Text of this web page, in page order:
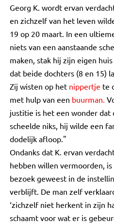
Georg K. wordt ervan
en zichzelf van het leven
19 op 20 maart. In een
niets van een aanstaande
maken, stak hij zijn eigen
dat beide dochters (8 en 15)
Zij wisten op het nippertje te
met hulp van een buurman.
justitie is het een wonder dat
scheelde niks, hij wilde een
dodelijk afloop."
Ondanks dat K. ervan
hebben willen vermoorden,
bezoek geweest in de
verblijft. De man zelf
‘zichzelf niet herkent in zijn
schaamt voor wat er is